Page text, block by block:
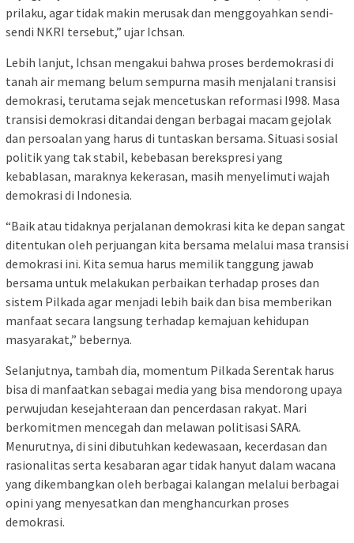
prilaku, agar tidak makin merusak dan menggoyahkan sendi-
sendi NKRI tersebut,” ujar Ichsan.
Lebih lanjut, Ichsan mengakui bahwa proses berdemokrasi di
tanah air memang belum sempurna masih menjalani transisi
demokrasi, terutama sejak mencetuskan reformasi I998. Masa
transisi demokrasi ditandai dengan berbagai macam gejolak
dan persoalan yang harus di tuntaskan bersama. Situasi sosial
politik yang tak stabil, kebebasan berekspresi yang
kebablasan, maraknya kekerasan, masih menyelimuti wajah
demokrasi di Indonesia.
“Baik atau tidaknya perjalanan demokrasi kita ke depan sangat
ditentukan oleh perjuangan kita bersama melalui masa transisi
demokrasi ini. Kita semua harus memilik tanggung jawab
bersama untuk melakukan perbaikan terhadap proses dan
sistem Pilkada agar menjadi lebih baik dan bisa memberikan
manfaat secara langsung terhadap kemajuan kehidupan
masyarakat,” bebernya.
Selanjutnya, tambah dia, momentum Pilkada Serentak harus
bisa di manfaatkan sebagai media yang bisa mendorong upaya
perwujudan kesejahteraan dan pencerdasan rakyat. Mari
berkomitmen mencegah dan melawan politisasi SARA.
Menurutnya, di sini dibutuhkan kedewasaan, kecerdasan dan
rasionalitas serta kesabaran agar tidak hanyut dalam wacana
yang dikembangkan oleh berbagai kalangan melalui berbagai
opini yang menyesatkan dan menghancurkan proses
demokrasi.